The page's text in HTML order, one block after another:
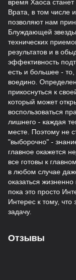
время Хаоса
Врата, в том числе
позволяют нам
Блуждающей
технических
результатов и в
эффективность
есть и большее -
воедино.
прикоснуться к
который может
воспользоваться
лишнего - каждая
месте. Поэтому не
"выборочно" -
главное окажется
все готовы к
в любом случае
оказаться
пока это просто
Интерес к тому,
задачу.
Отзывы